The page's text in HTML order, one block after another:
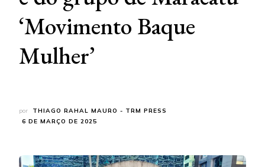
‘Movimento Baque
Mulher’
por
THIAGO RAHAL MAURO - TRM PRESS
6 DE MARÇO DE 2025